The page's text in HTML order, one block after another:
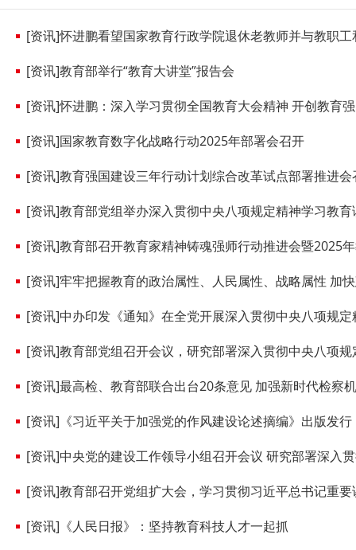
[资讯]怀进鹏看望国家教育行政学院退休老教师并与教职
[资讯]教育部举行“教育大讲堂”报告会
[资讯]怀进鹏：深入学习贯彻全国教育大会精神 开创教育
[资讯]国家教育数字化战略行动2025年部署会召开
[资讯]教育强国建设三年行动计划综合改革试点部署推进会
[资讯]教育部党组举办深入贯彻中央八项规定精神学习教育
[资讯]教育部召开教育家精神铸魂强师行动推进会暨2025
[资讯]牢牢把握教育的政治属性、人民属性、战略属性 加
[资讯]中办印发《通知》在全党开展深入贯彻中央八项规
[资讯]教育部党组召开会议，研究部署深入贯彻中央八项
[资讯]最高检、教育部联合出台20条意见 加强新时代检察
[资讯]《习近平关于加强党的作风建设论述摘编》出版发行
[资讯]中央党的建设工作领导小组召开会议 研究部署深入贯彻中央八项规定精神学
[资讯]教育部召开党组扩大会，学习贯彻习近平总书记重
[资讯]《人民日报》：坚持教育科技人才一起抓